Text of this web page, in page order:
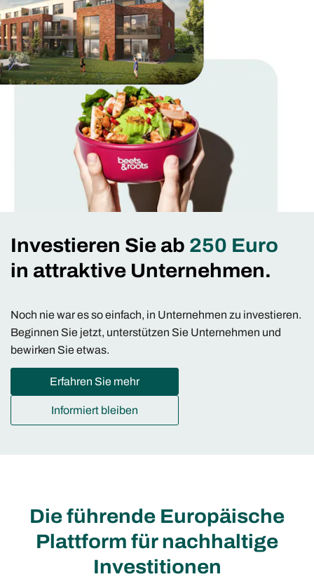
Investieren Sie ab 250 Euro
in attraktive Unternehmen.
Noch nie war es so einfach, in Unternehmen zu investieren.
Beginnen Sie jetzt, unterstützen Sie Unternehmen und
bewirken Sie etwas.
Erfahren Sie mehr
Informiert bleiben
Die führende Europäische
Plattform für nachhaltige
Investitionen